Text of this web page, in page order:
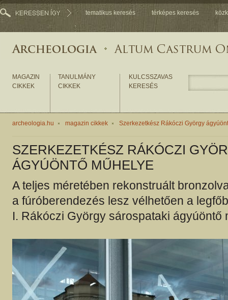
tematikus keresés térképes keresés
MAGAZIN
CIKKEK
TANULMÁNY
CIKKEK
KULCSSZAVAS
KERESÉS
archeologia.hu magazin cikkek Szerkezetkész Rákóczi György
SZERKEZETKÉSZ RÁKÓCZI
ÁGYÚÖNTŐ MŰHELYE
A teljes méretében rekonstruált
a fúróberendezés lesz vélhetően a
I. Rákóczi György sárospataki ágyúöntő